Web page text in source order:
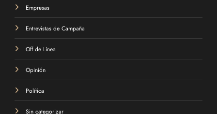
Empresas
Entrevistas de Campaña
Off de Línea
Opinión
Política
Sin categorizar